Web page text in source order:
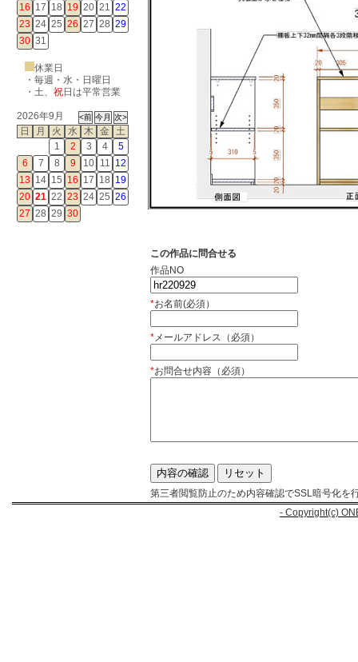
16 17 18 19 20 21 22
23 24 25 26 27 28 29
30 31
休業日
・毎週・水・日曜日
・ 土、 祝日は平常営業
2026年9月
日
月 火 水 木 金
土
1
2 3 4
5
6
7 8 9 10 11 12
13 14 15 16 17 18 19
20 21 22 23 24 25 26
27 28 29 30
この作品に問合せる
作品NO
*お名前(必須）
*メールアドレス（必須）
*お問合せ内容（必須）
第三者閲覧防止のため内容確認でSSL暗号化を
- Copyright(c)